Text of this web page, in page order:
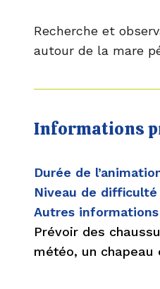
Recherche et
autour de la mare
Informations
Durée de
Niveau de difficulté
Autres
Prévoir des
météo, un chapeau